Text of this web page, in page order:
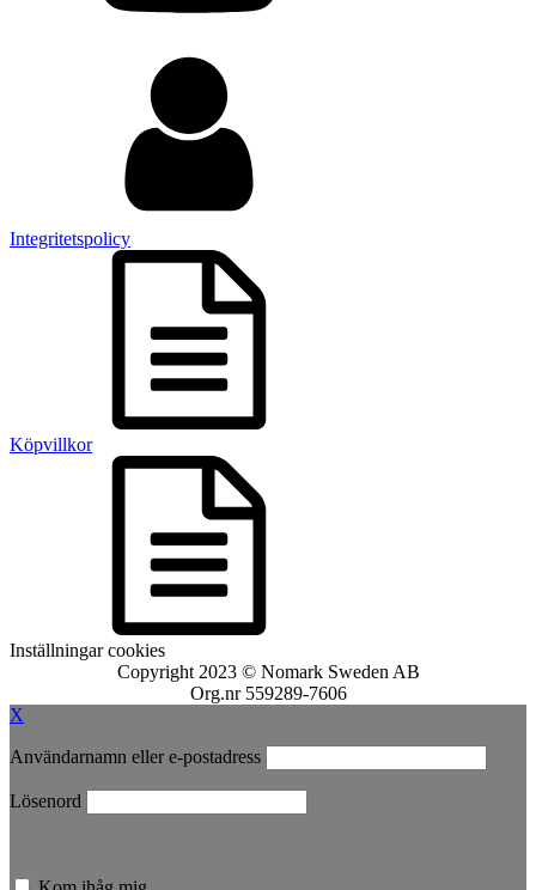
Integritetspolicy
Köpvillkor
Inställningar cookies
Copyright 2023 © Nomark Sweden AB
Org.nr 559289-7606
X
Användarnamn eller e-postadress
Lösenord